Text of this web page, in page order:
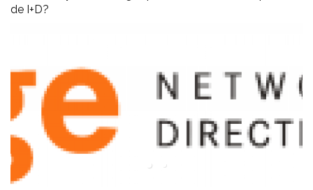
de I+D?